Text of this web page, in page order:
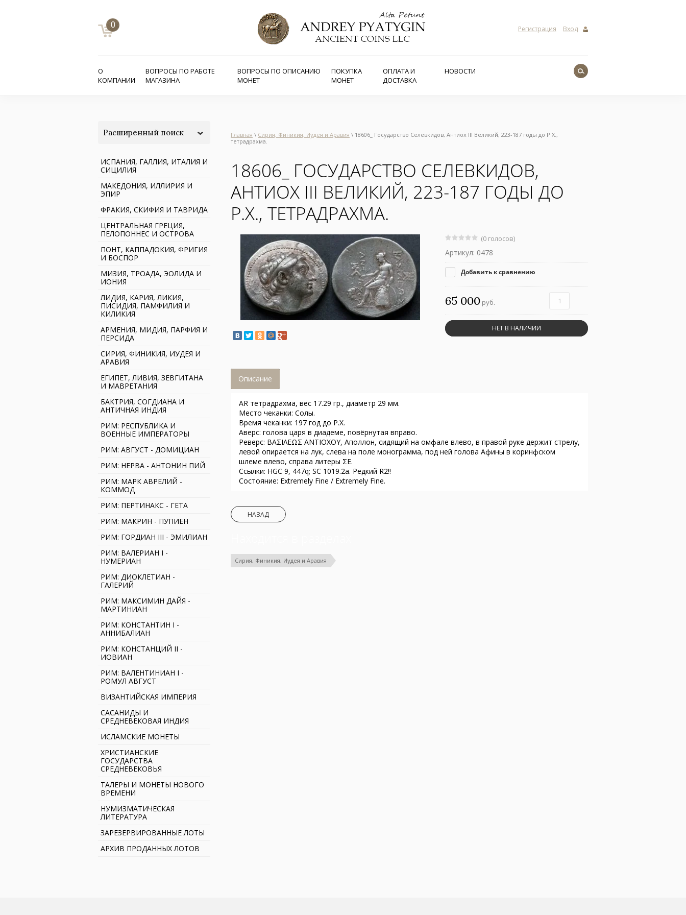
0 Регистрация Вход
О
КОМПАНИИ
ВОПРОСЫ ПО РАБОТЕ
МАГАЗИНА
ВОПРОСЫ ПО ОПИСАНИЮ
МОНЕТ
ПОКУПКА
МОНЕТ
ОПЛАТА И
ДОСТАВКА
НОВОСТИ
Расширенный поиск
ИСПАНИЯ, ГАЛЛИЯ, ИТАЛИЯ И
СИЦИЛИЯ
МАКЕДОНИЯ, ИЛЛИРИЯ И
ЭПИР
ФРАКИЯ, СКИФИЯ И ТАВРИДА
ЦЕНТРАЛЬНАЯ ГРЕЦИЯ,
ПЕЛОПОННЕС И ОСТРОВА
ПОНТ, КАППАДОКИЯ, ФРИГИЯ
И БОСПОР
МИЗИЯ, ТРОАДА, ЭОЛИДА И
ИОНИЯ
ЛИДИЯ, КАРИЯ, ЛИКИЯ,
ПИСИДИЯ, ПАМФИЛИЯ И
КИЛИКИЯ
АРМЕНИЯ, МИДИЯ, ПАРФИЯ И
ПЕРСИДА
СИРИЯ, ФИНИКИЯ, ИУДЕЯ И
АРАВИЯ
ЕГИПЕТ, ЛИВИЯ, ЗЕВГИТАНА
И МАВРЕТАНИЯ
БАКТРИЯ, СОГДИАНА И
АНТИЧНАЯ ИНДИЯ
РИМ: РЕСПУБЛИКА И
ВОЕННЫЕ ИМПЕРАТОРЫ
РИМ: АВГУСТ - ДОМИЦИАН
РИМ: НЕРВА - АНТОНИН ПИЙ
РИМ: МАРК АВРЕЛИЙ -
КОММОД
РИМ: ПЕРТИНАКС - ГЕТА
РИМ: МАКРИН - ПУПИЕН
РИМ: ГОРДИАН III - ЭМИЛИАН
РИМ: ВАЛЕРИАН I -
НУМЕРИАН
РИМ: ДИОКЛЕТИАН -
ГАЛЕРИЙ
РИМ: МАКСИМИН ДАЙЯ -
МАРТИНИАН
РИМ: КОНСТАНТИН I -
АННИБАЛИАН
РИМ: КОНСТАНЦИЙ II -
ИОВИАН
РИМ: ВАЛЕНТИНИАН I -
РОМУЛ АВГУСТ
ВИЗАНТИЙСКАЯ ИМПЕРИЯ
САСАНИДЫ И
СРЕДНЕВЕКОВАЯ ИНДИЯ
ИСЛАМСКИЕ МОНЕТЫ
ХРИСТИАНСКИЕ
ГОСУДАРСТВА
СРЕДНЕВЕКОВЬЯ
ТАЛЕРЫ И МОНЕТЫ НОВОГО
ВРЕМЕНИ
НУМИЗМАТИЧЕСКАЯ
ЛИТЕРАТУРА
ЗАРЕЗЕРВИРОВАННЫЕ ЛОТЫ
АРХИВ ПРОДАННЫХ ЛОТОВ
Главная \ Сирия, Финикия, Иудея и Аравия \ 18606_ Государство Селевкидов, Антиох III Великий, 223-187 годы до Р.Х.,
тетрадрахма.
18606_ ГОСУДАРСТВО СЕЛЕВКИДОВ,
АНТИОХ III ВЕЛИКИЙ, 223-187 ГОДЫ ДО
Р.Х., ТЕТРАДРАХМА.
(0 голосов)
Артикул: 0478
Добавить к сравнению
65 000 руб.
НЕТ В НАЛИЧИИ
Описание
AR тетрадрахма, вес 17.29 гр., диаметр 29 мм.
Место чеканки: Солы.
Время чеканки: 197 год до Р.Х.
Аверс: голова царя в диадеме, повёрнутая вправо.
Реверс: ΒAΣΙΛΕΩΣ ΑΝΤΙΟΧΟΥ, Аполлон, сидящий на омфале влево, в правой руке держит стрелу,
левой опирается на лук, слева на поле монограмма, под ней голова Афины в коринфском
шлеме влево, справа литеры ΣE.
Ссылки: HGC 9, 447q; SC 1019.2a. Редкий R2!!
Состояние: Extremely Fine / Extremely Fine.
НАЗАД
Сирия, Финикия, Иудея и Аравия